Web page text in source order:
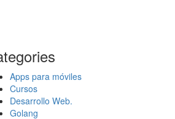
Apps para móviles
Cursos
Desarrollo Web.
Golang